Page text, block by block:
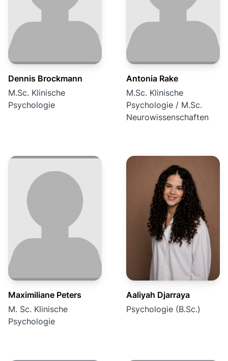
Dennis Brockmann
M.Sc. Klinische
Psychologie
Antonia Rake
M.Sc. Klinische
Psychologie / M.Sc.
Neurowissenschaften
Maximiliane Peters
M. Sc. Klinische
Psychologie
Aaliyah Djarraya
Psychologie (B.Sc.)